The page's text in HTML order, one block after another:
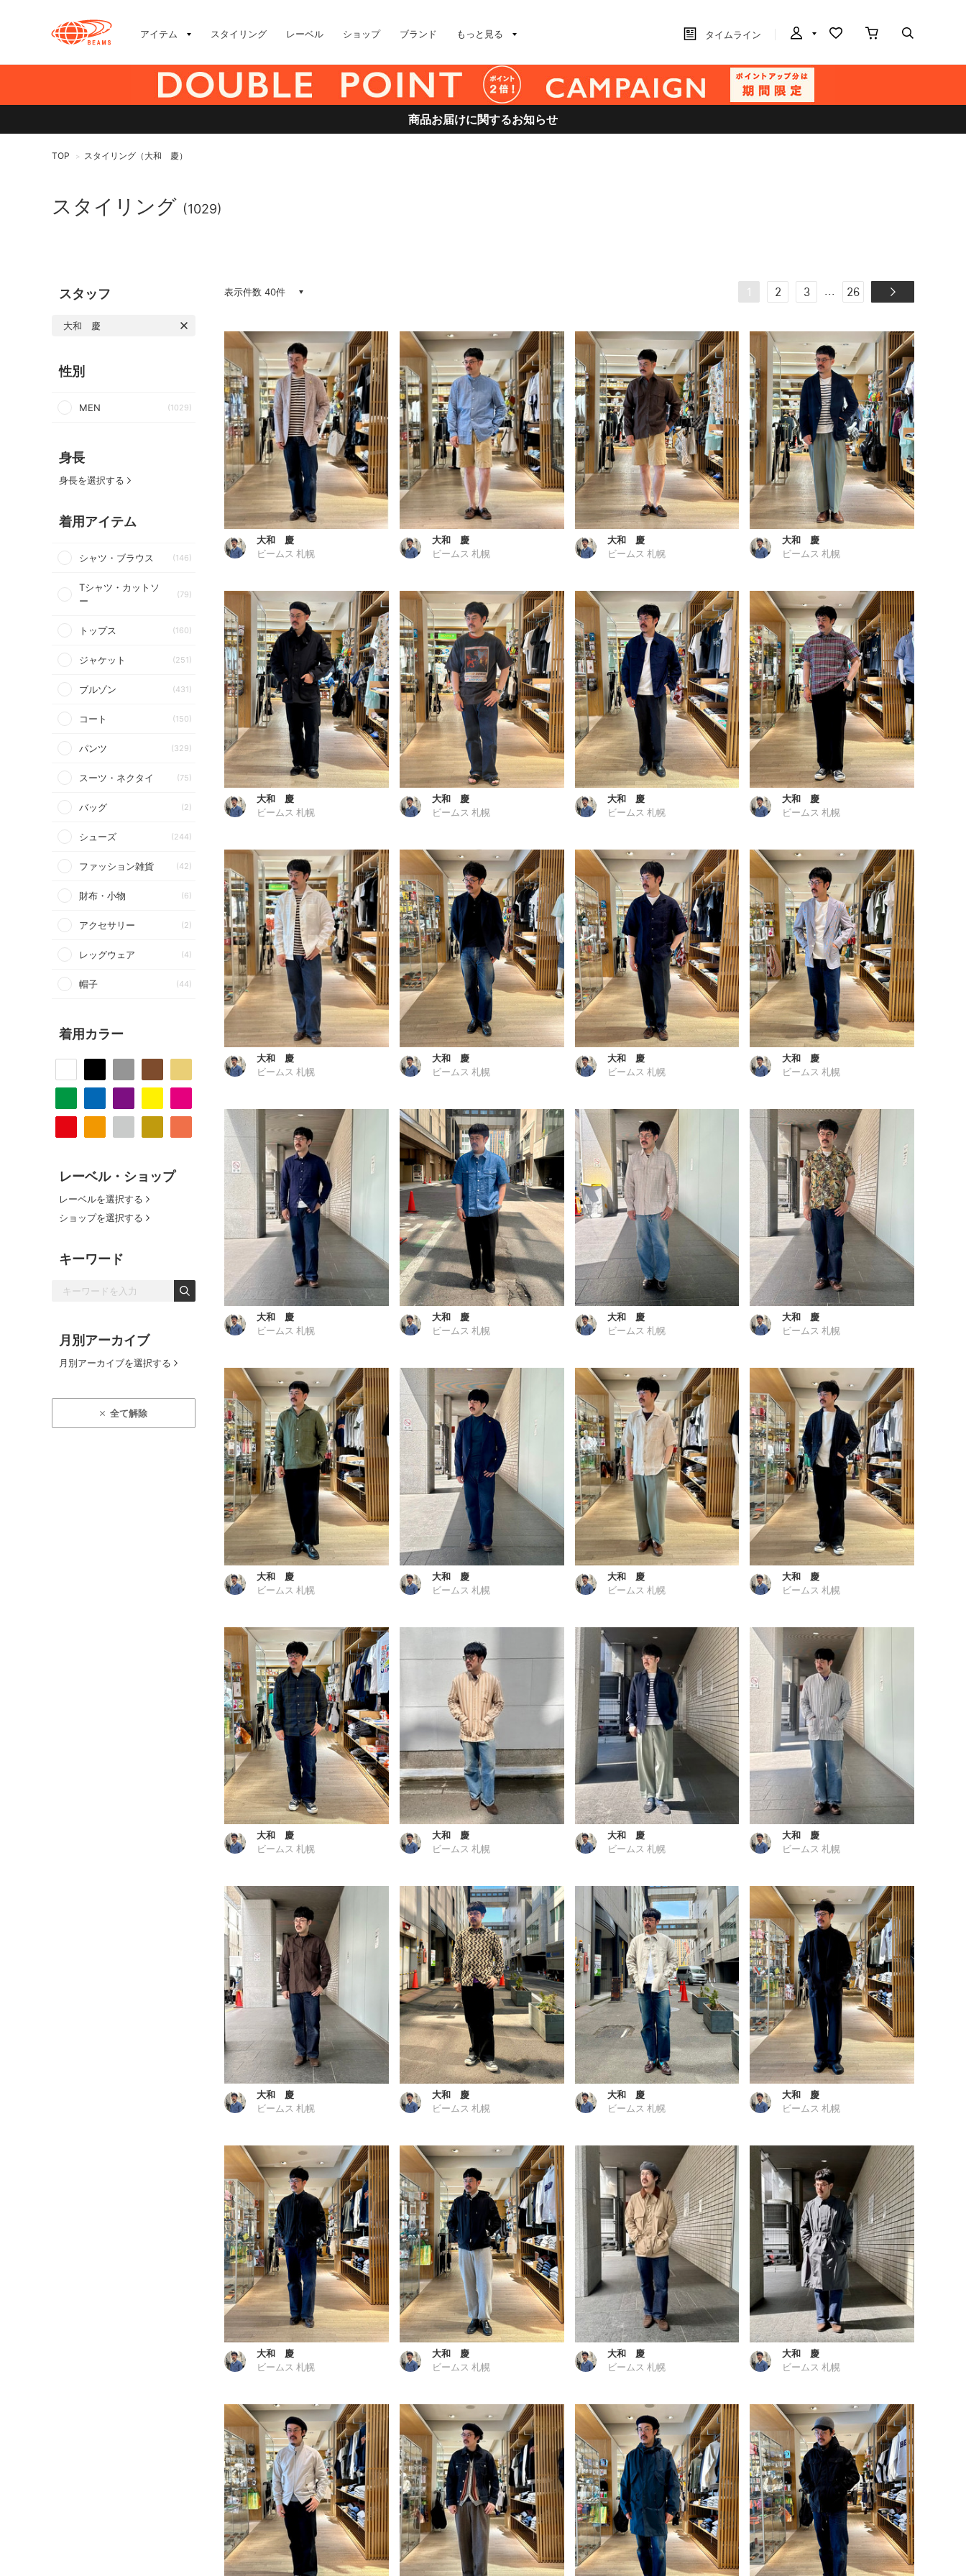
アイテム スタイリング レーベル ショップ ブランド もっと見る タイムライン
商品お届けに関するお知らせ
TOP > スタイリング（大和 慶）
スタイリング (1029)
スタッフ
大和 慶
性別
MEN (1029)
身長
身長を選択する
着用アイテム
シャツ・ブラウス (146)
Tシャツ・カットソ
ー
(79)
トップス (160)
ジャケット (251)
ブルゾン (431)
コート (150)
パンツ (329)
スーツ・ネクタイ (75)
バッグ (2)
シューズ (244)
ファッション雑貨 (42)
財布・小物 (6)
アクセサリー (2)
レッグウェア (4)
帽子 (44)
着用カラー
レーベル・ショップ
レーベルを選択する
ショップを選択する
キーワード
月別アーカイブ
月別アーカイブを選択する
全て解除
表示件数 40件 1 2 3 ... 26
大和 慶
ビームス 札幌
大和 慶
ビームス 札幌
大和 慶
ビームス 札幌
大和 慶
ビームス 札幌
大和 慶
ビームス 札幌
大和 慶
ビームス 札幌
大和 慶
ビームス 札幌
大和 慶
ビームス 札幌
大和 慶
ビームス 札幌
大和 慶
ビームス 札幌
大和 慶
ビームス 札幌
大和 慶
ビームス 札幌
大和 慶
ビームス 札幌
大和 慶
ビームス 札幌
大和 慶
ビームス 札幌
大和 慶
ビームス 札幌
大和 慶
ビームス 札幌
大和 慶
ビームス 札幌
大和 慶
ビームス 札幌
大和 慶
ビームス 札幌
大和 慶
ビームス 札幌
大和 慶
ビームス 札幌
大和 慶
ビームス 札幌
大和 慶
ビームス 札幌
大和 慶
ビームス 札幌
大和 慶
ビームス 札幌
大和 慶
ビームス 札幌
大和 慶
ビームス 札幌
大和 慶
ビームス 札幌
大和 慶
ビームス 札幌
大和 慶
ビームス 札幌
大和 慶
ビームス 札幌